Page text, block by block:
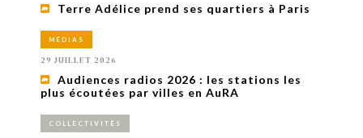
Terre Adélice prend ses quartiers à Paris
MÉDIAS
29 JUILLET 2026
Audiences radios 2026 : les stations les
plus écoutées par villes en AuRA
COLLECTIVITÉS